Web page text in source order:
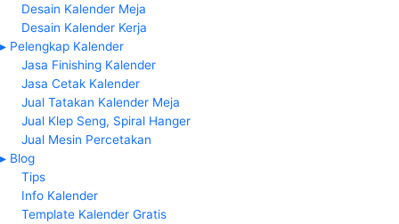
Desain Kalender Meja
Desain Kalender Kerja
▸ Pelengkap Kalender
Jasa Finishing Kalender
Jasa Cetak Kalender
Jual Tatakan Kalender Meja
Jual Klep Seng, Spiral Hanger
Jual Mesin Percetakan
▸ Blog
Tips
Info Kalender
Template Kalender Gratis